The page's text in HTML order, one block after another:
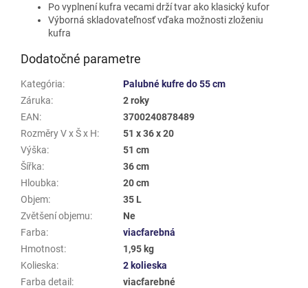
Po vyplnení kufra vecami drží tvar ako klasický kufor
Výborná skladovateľnosť vďaka možnosti zloženiu
kufra
Dodatočné parametre
Kategória:
Palubné kufre do 55 cm
Záruka:
2 roky
EAN:
3700240878489
Rozměry V x Š x H:
51 x 36 x 20
Výška:
51 cm
Šířka:
36 cm
Hloubka:
20 cm
Objem:
35 L
Zvětšení objemu:
Ne
Farba:
viacfarebná
Hmotnost:
1,95 kg
Kolieska:
2 kolieska
Farba detail :
viacfarebné